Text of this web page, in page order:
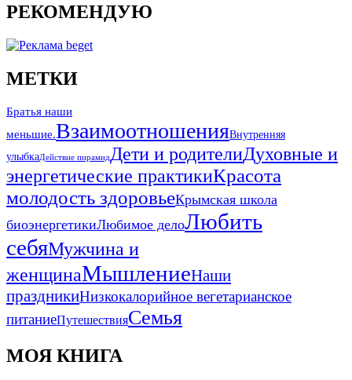
РЕКОМЕНДУЮ
МЕТКИ
Братья наши
меньшие.ВзаимоотношенияВнутренняя
улыбкаДействие пирамидДети и родителиДуховные и
энергетические практикиКрасота
молодость здоровьеКрымская школа
биоэнергетикиЛюбимое делоЛюбить
себяМужчина и
женщинаМышлениеНаши
праздникиНизкокалорийное вегетарианское
питаниеПутешествияСемья
МОЯ КНИГА